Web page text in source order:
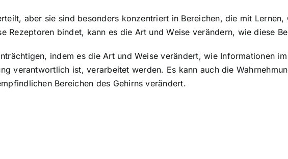
, aber sie sind besonders konzentriert in Bereichen, die mit Lernen,
Rezeptoren bindet, kann es die Art und Weise verändern, wie diese
indem es die Art und Weise verändert, wie Informationen
verantwortlich ist, verarbeitet werden. Es kann auch die
Bereichen des Gehirns verändert.